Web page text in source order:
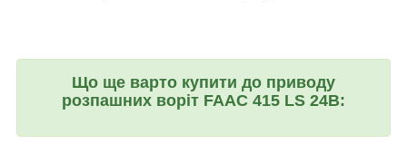
Що ще варто купити до приводу
розпашних воріт FAAC 415 LS 24В: